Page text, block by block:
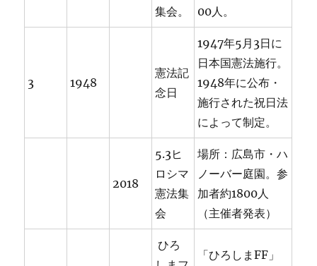
集会。
00人。
3 1948
憲法記
念日
1947年5月3日に
日本国憲法施行。
1948年に公布・
施行された祝日法
によって制定。
2018
5.3ヒ
ロシマ
憲法集
会
場所：広島市・ハ
ノーバー庭園。参
加者約1800人
（主催者発表）
ひろ
「ひろしまFF」